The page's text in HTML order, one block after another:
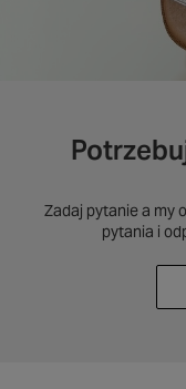
Zadaj pytanie a my
pytania i